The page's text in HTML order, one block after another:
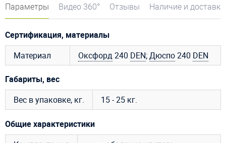
Параметры Видео 360° Отзывы Наличие и доставка
Сертификация, материалы
Материал
Оксфорд240 DEN;Дюспо240 DEN
Габариты, вес
Вес в упаковке, кг.
15 - 25 кг.
Общие характеристики